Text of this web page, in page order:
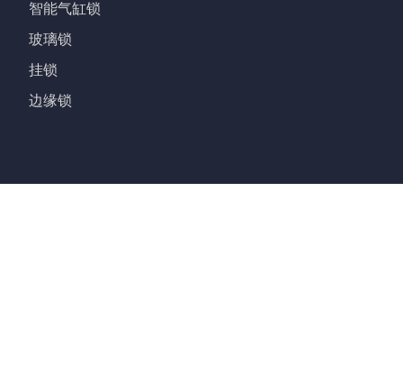
智能气缸锁
玻璃锁
挂锁
边缘锁